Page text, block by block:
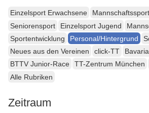
Einzelsport Erwachsene
Seniorensport
Einzelsport Jugend
Sportentwicklung
Personal/Hintergrund
Neues aus den Vereinen
click-TT
BTTV Junior-Race
TT-Zentrum München
Alle Rubriken
Zeitraum